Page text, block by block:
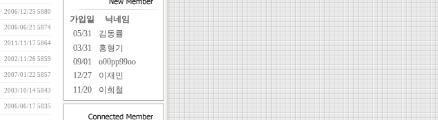
2006/12/25 5880
2006/06/21 5874
2011/11/17 5864
2002/11/26 5859
2007/01/22 5857
2003/10/145843
2006/06/17 5835
가입일
닉네임
05/31
김동률
03/31
홍형기
09/01
o00pp99oo
12/27
이재민
11/20
이희철